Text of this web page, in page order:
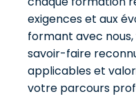
exigences et aux
formant avec
savoir-faire
applicables et
votre parcours